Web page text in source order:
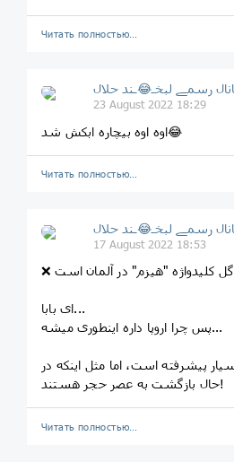
Читать полностью…
رسمے لبخـ😂ـند حلال
23 August 2022 18:29
اوه اوه بیچاره ابکش شد😂
Читать полностью…
رسمے لبخـ😂ـند حلال
17 August 2022 18:53
ای بابا...
پس چرا اروپا داره اینطوری میشه...
پیشرفته است، اما مثل اینکه در
حال بازگشت به عصر حجر هستند!
Читать полностью…